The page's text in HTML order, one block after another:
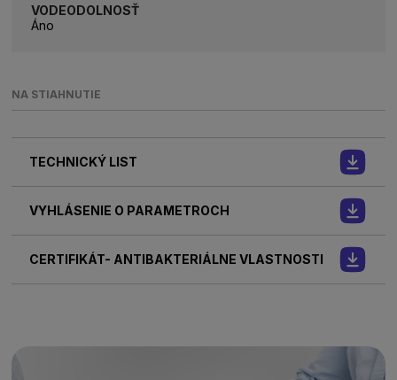
VODEODOLNOSŤ
Áno
NA STIAHNUTIE
TECHNICKÝ LIST
VYHLÁSENIE O PARAMETROCH
CERTIFIKÁT- ANTIBAKTERIÁLNE VLASTNOSTI